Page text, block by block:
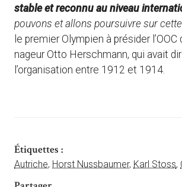
stable et reconnu au niveau
pouvons et allons poursuivre sur
le premier Olympien à présider l’OOC
nageur Otto Herschmann, qui avait
l’organisation entre 1912 et 1914.
Étiquettes :
Autriche, Horst Nussbaumer, Karl Stoss,